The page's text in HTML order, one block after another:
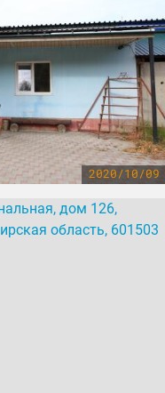
2020/10/09